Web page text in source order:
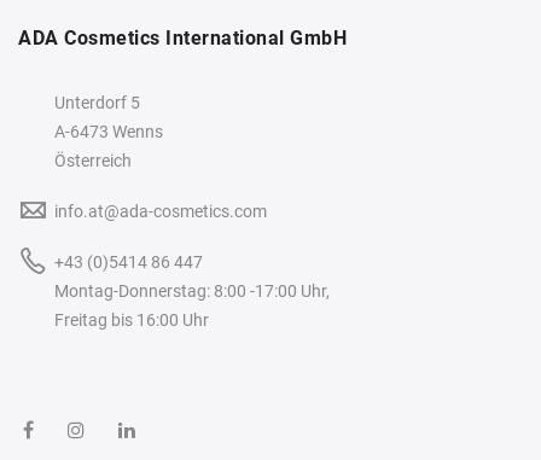
ADA Cosmetics International GmbH
Unterdorf 5
A-6473 Wenns
Österreich
info.at@ada-cosmetics.com
+43 (0)5414 86 447
Montag-Donnerstag: 8:00 -17:00 Uhr,
Freitag bis 16:00 Uhr